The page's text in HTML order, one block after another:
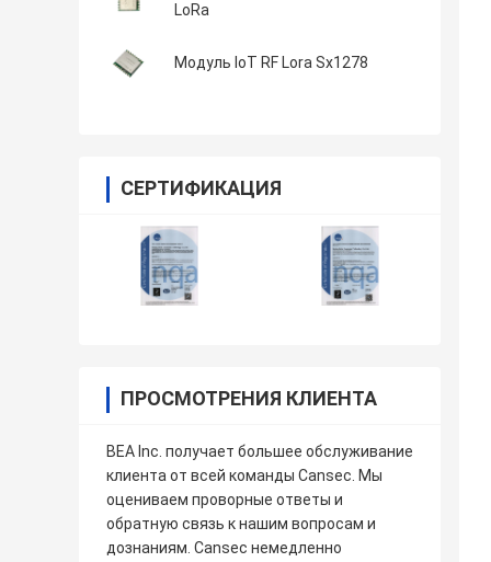
LoRa
Модуль IoT RF Lora Sx1278
СЕРТИФИКАЦИЯ
ПРОСМОТРЕНИЯ КЛИЕНТА
BEA Inc. получает большее обслуживание
клиента от всей команды Cansec. Мы
оцениваем проворные ответы и
обратную связь к нашим вопросам и
дознаниям. Cansec немедленно